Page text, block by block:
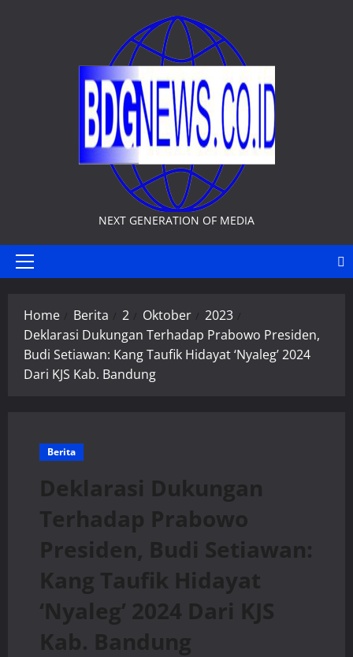
NEXT GENERATION OF MEDIA
Primary
Home Berita 2 Oktober
2023
Deklarasi Dukungan Terhadap Prabowo Presiden,
Budi Setiawan: Kang Taufik Hidayat ‘Nyaleg’ 2024
Dari KJS Kab. Bandung
Berita
Deklarasi Dukungan
Terhadap Prabowo
Presiden, Budi Setiawan:
Kang Taufik Hidayat
‘Nyaleg’ 2024 Dari KJS
Kab. Bandung